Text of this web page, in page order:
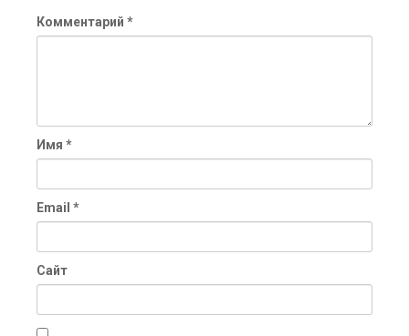
Комментарий *
Имя *
Email *
Сайт